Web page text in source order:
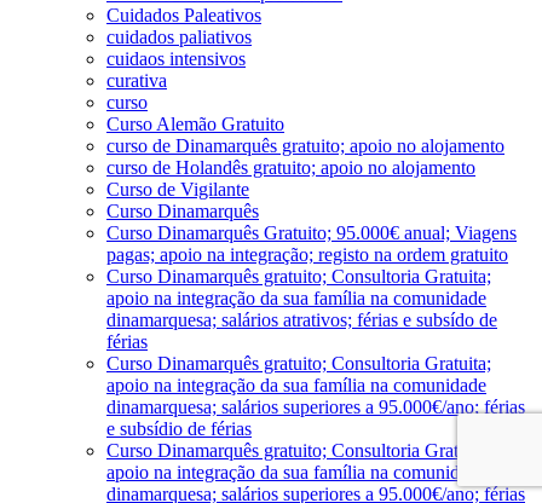
Cuidados Paleativos
cuidados paliativos
cuidaos intensivos
curativa
curso
Curso Alemão Gratuito
curso de Dinamarquês gratuito; apoio no alojamento
curso de Holandês gratuito; apoio no alojamento
Curso de Vigilante
Curso Dinamarquês
Curso Dinamarquês Gratuito; 95.000€ anual; Viagens
pagas; apoio na integração; registo na ordem gratuito
Curso Dinamarquês gratuito; Consultoria Gratuita;
apoio na integração da sua família na comunidade
dinamarquesa; salários atrativos; férias e subsído de
férias
Curso Dinamarquês gratuito; Consultoria Gratuita;
apoio na integração da sua família na comunidade
dinamarquesa; salários superiores a 95.000€/ano; férias
e subsídio de férias
Curso Dinamarquês gratuito; Consultoria Gratuita;
apoio na integração da sua família na comunidade
dinamarquesa; salários superiores a 95.000€/ano; férias